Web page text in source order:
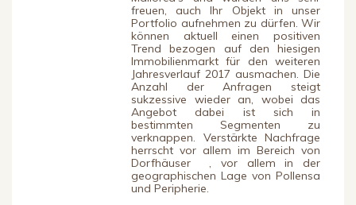
freuen, auch Ihr Objekt in unser
Portfolio aufnehmen zu dürfen. Wir
können aktuell einen positiven
Trend bezogen auf den hiesigen
Immobilienmarkt für den weiteren
Jahresverlauf 2017 ausmachen. Die
Anzahl der Anfragen steigt
sukzessive wieder an, wobei das
Angebot dabei ist sich in
bestimmten Segmenten zu
verknappen. Verstärkte Nachfrage
herrscht vor allem im Bereich von
Dorfhäuser , vor allem in der
geographischen Lage von Pollensa
und Peripherie.